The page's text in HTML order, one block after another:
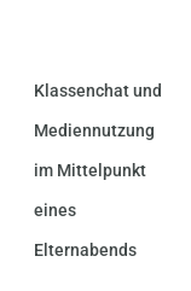
Klassenchat und
Mediennutzung
im Mittelpunkt
eines
Elternabends